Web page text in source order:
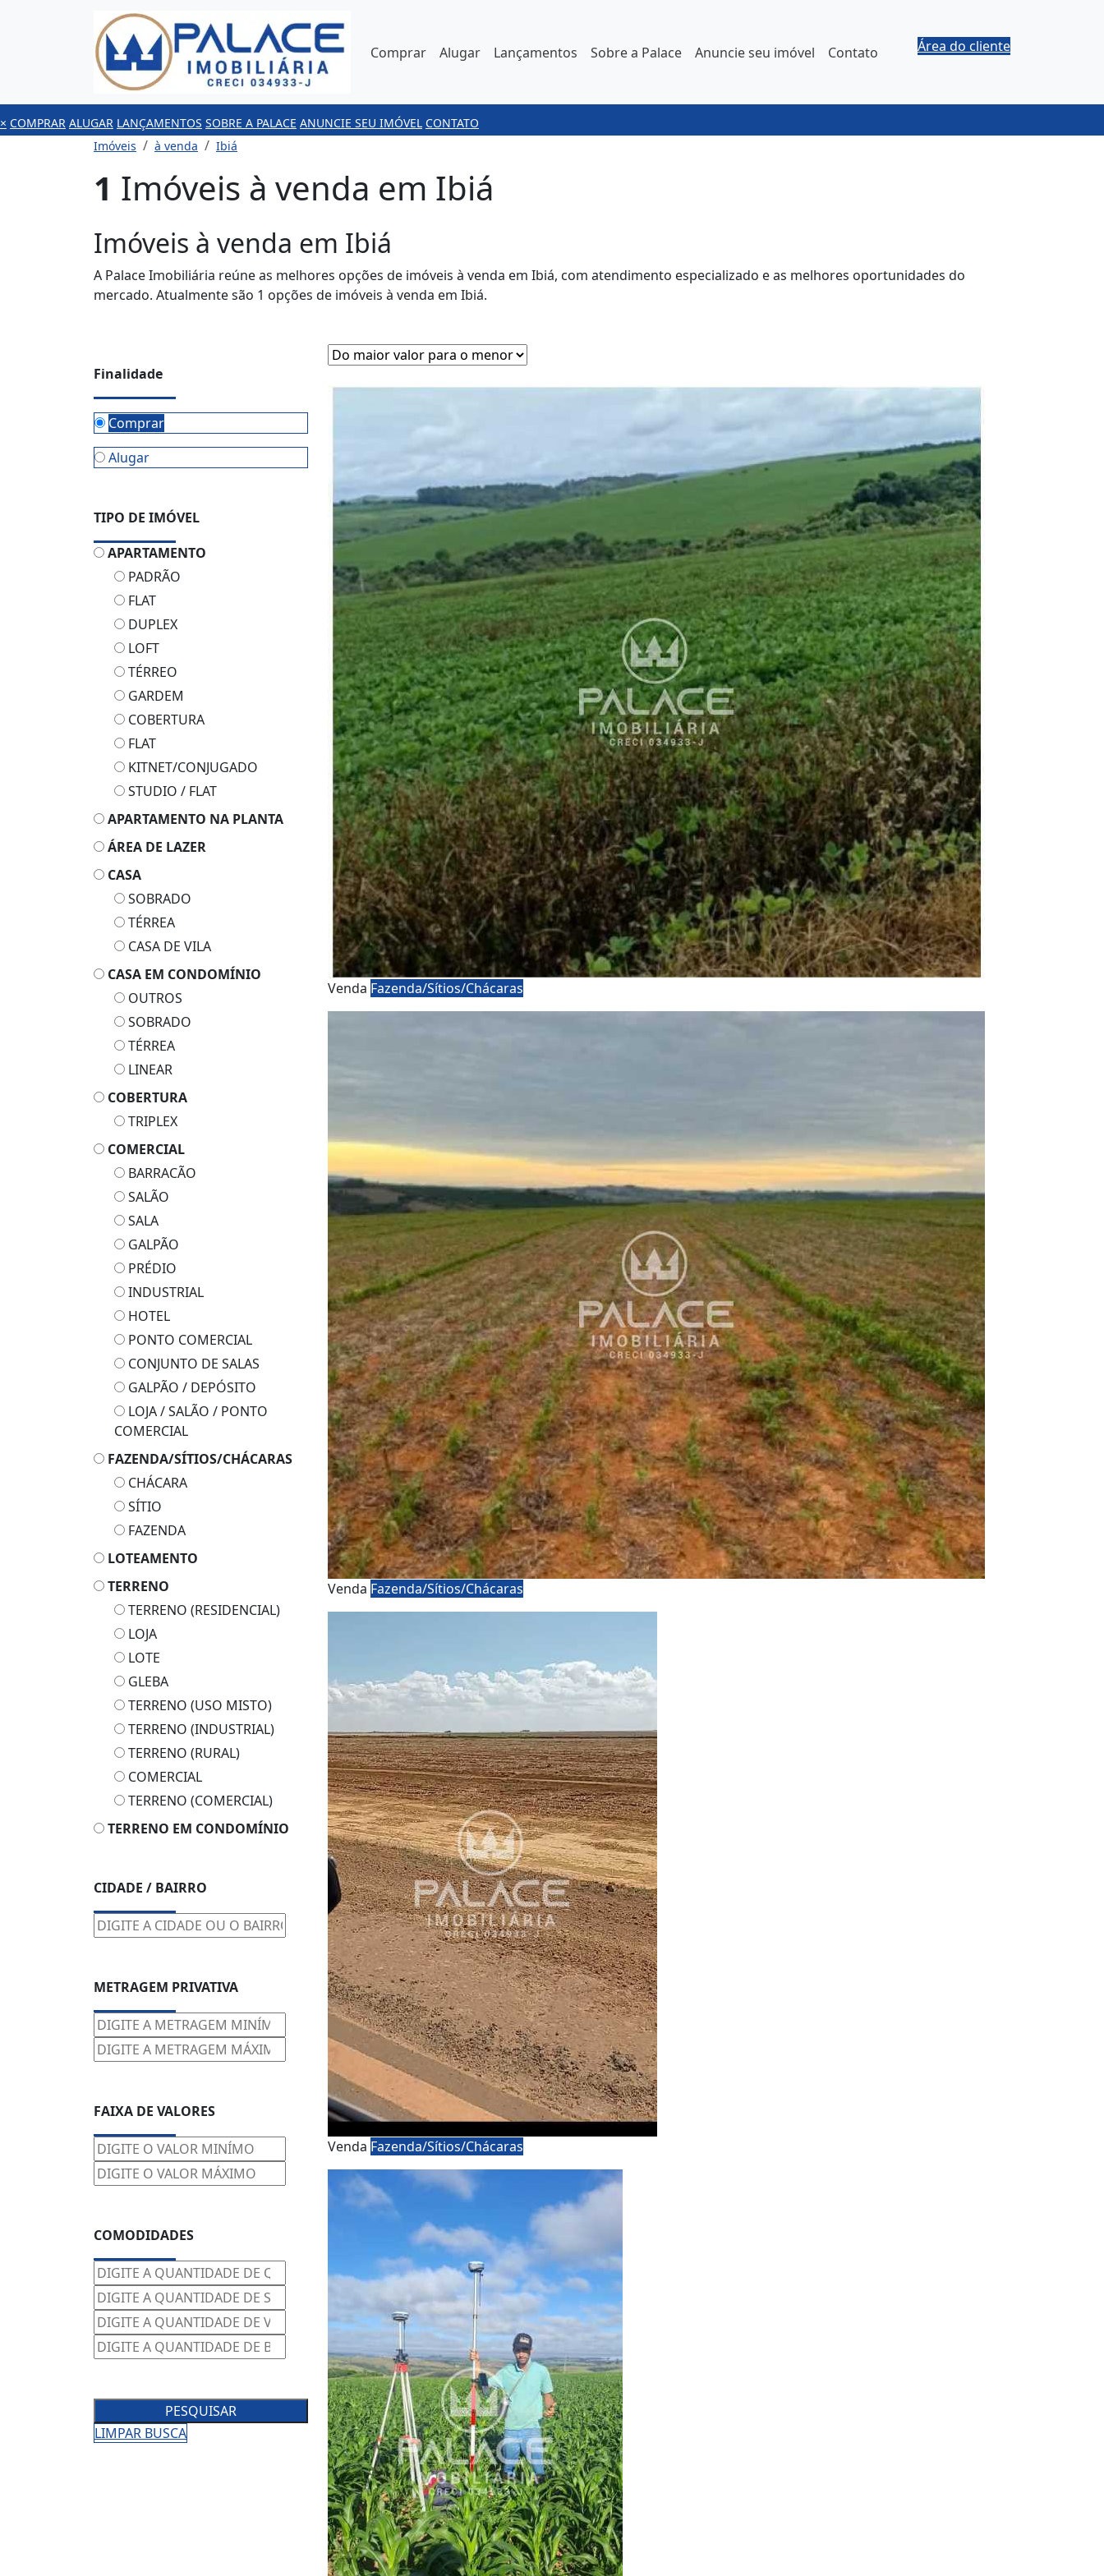
Comprar Alugar Lançamentos Sobre a Palace Anuncie seu imóvel Contato Área do cliente
× COMPRAR ALUGAR LANÇAMENTOS SOBRE A PALACE ANUNCIE SEU IMÓVEL CONTATO
Imóveis
à venda Ibiá
1 Imóveis à venda em Ibiá
Imóveis à venda em Ibiá
A Palace Imobiliária reúne as melhores opções de imóveis à venda em Ibiá, com atendimento especializado e as melhores oportunidades do
mercado. Atualmente são 1 opções de imóveis à venda em Ibiá.
Finalidade
Comprar
Alugar
TIPO DE IMÓVEL
APARTAMENTO
PADRÃO
FLAT
DUPLEX
LOFT
TÉRREO
GARDEM
COBERTURA
FLAT
KITNET/CONJUGADO
STUDIO / FLAT
APARTAMENTO NA PLANTA
ÁREA DE LAZER
CASA
SOBRADO
TÉRREA
CASA DE VILA
CASA EM CONDOMÍNIO
OUTROS
SOBRADO
TÉRREA
LINEAR
COBERTURA
TRIPLEX
COMERCIAL
BARRACÃO
SALÃO
SALA
GALPÃO
PRÉDIO
INDUSTRIAL
HOTEL
PONTO COMERCIAL
CONJUNTO DE SALAS
GALPÃO / DEPÓSITO
LOJA / SALÃO / PONTO
COMERCIAL
FAZENDA/SÍTIOS/CHÁCARAS
CHÁCARA
SÍTIO
FAZENDA
LOTEAMENTO
TERRENO
TERRENO (RESIDENCIAL)
LOJA
LOTE
GLEBA
TERRENO (USO MISTO)
TERRENO (INDUSTRIAL)
TERRENO (RURAL)
COMERCIAL
TERRENO (COMERCIAL)
TERRENO EM CONDOMÍNIO
CIDADE / BAIRRO
METRAGEM PRIVATIVA
FAIXA DE VALORES
COMODIDADES
PESQUISAR
LIMPAR BUSCA
Venda Fazenda/Sítios/Chácaras
Venda Fazenda/Sítios/Chácaras
Venda Fazenda/Sítios/Chácaras